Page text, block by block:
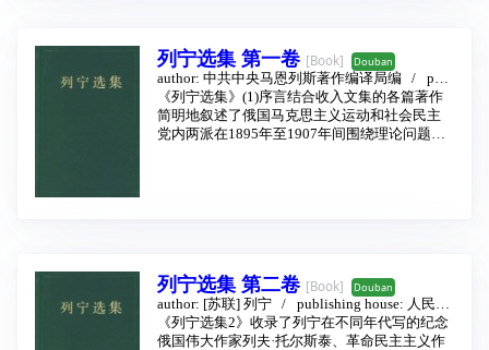
命力量的团结加强，80年代末成立了新的国际
无产阶级组织，即第二国际。
本卷的首篇著作恩格斯《家庭、私有制和国家
的起源》系统而科学地阐述了人类历史的早期
阶段，论述了家庭的起源和发展，私有制和阶
列宁选集 第一卷 [Book] Douban
author: 中共中央马恩列斯著作编译局编
ishing house: 人民出版社 1998 - 10
《列宁选集》(1)序言结合收入文集的各篇著作
简明地叙述了俄国马克思主义运动和社会民主
党内两派在1895年至1907年间围绕理论问题、
列宁选集 第二卷 [Book] Douban
author: [苏联] 列宁 publishing house: 人民出
版社
1995 - 1
《列宁选集2》收录了列宁在不同年代写的纪念
俄国伟大作家列夫·托尔斯泰、革命民主主义作